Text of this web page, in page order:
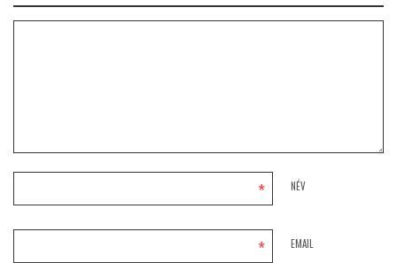
NÉV
*
EMAIL
*